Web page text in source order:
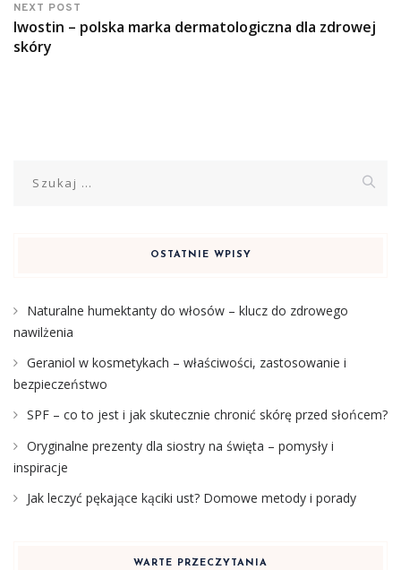
NEXT POST
Iwostin – polska marka dermatologiczna dla zdrowej
skóry
OSTATNIE WPISY
Naturalne humektanty do włosów – klucz do zdrowego
nawilżenia
Geraniol w kosmetykach – właściwości, zastosowanie i
bezpieczeństwo
SPF – co to jest i jak skutecznie chronić skórę przed słońcem?
Oryginalne prezenty dla siostry na święta – pomysły i
inspiracje
Jak leczyć pękające kąciki ust? Domowe metody i porady
WARTE PRZECZYTANIA